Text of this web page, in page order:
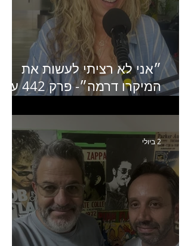
״אני לא רציתי לעשות את
המיקרו דרמה״- פרק 442 עם
של יד2
2 ביולי